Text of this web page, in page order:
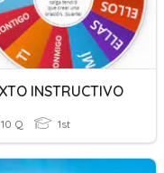
INSTRUCTIVO
10 Q 1st